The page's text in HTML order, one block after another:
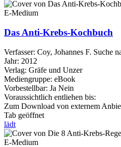
E-Medium
Das Anti-Krebs-Kochbuch
Verfasser: Coy, Johannes F. Suche
Jahr: 2012
Verlag: Gräfe und Unzer
Mediengruppe: eBook
Vorbestellbar: Ja Nein
Voraussichtlich entliehen bis:
Zum Download von externem
Tab geöffnet
lädt
E-Medium